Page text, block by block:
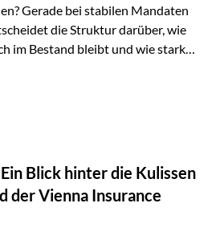
Gerade bei stabilen Mandaten
die Struktur darüber, wie
im Bestand bleibt und wie stark
Wirkung besonders deutlich.
nur die Rendite eine Rolle. Auch
einen erheblichen Einfluss auf…
Blick hinter die Kulissen
der Vienna Insurance